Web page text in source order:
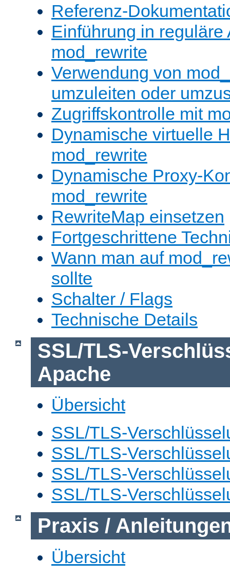
Referenz-
Einführung in reguläre
mod_rewrite
Verwendung von
umzuleiten oder
Zugriffskontrolle mit
Dynamische virtuelle
mod_rewrite
Dynamische Proxy-
mod_rewrite
RewriteMap einsetzen
Fortgeschrittene
Wann man auf
sollte
Schalter / Flags
Technische Details
SSL/TLS-
Apache
Übersicht
SSL/TLS-
SSL/TLS-
SSL/TLS-
SSL/TLS-
Praxis /
Übersicht